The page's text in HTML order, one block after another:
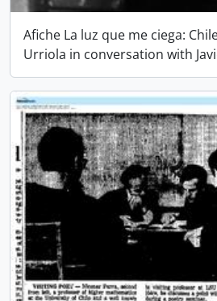
Afiche La luz que me ciega:
Urriola in conversation with